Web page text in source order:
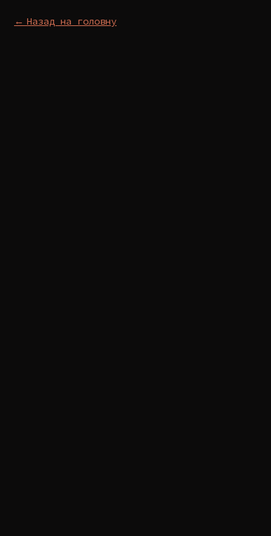
Назад на головну